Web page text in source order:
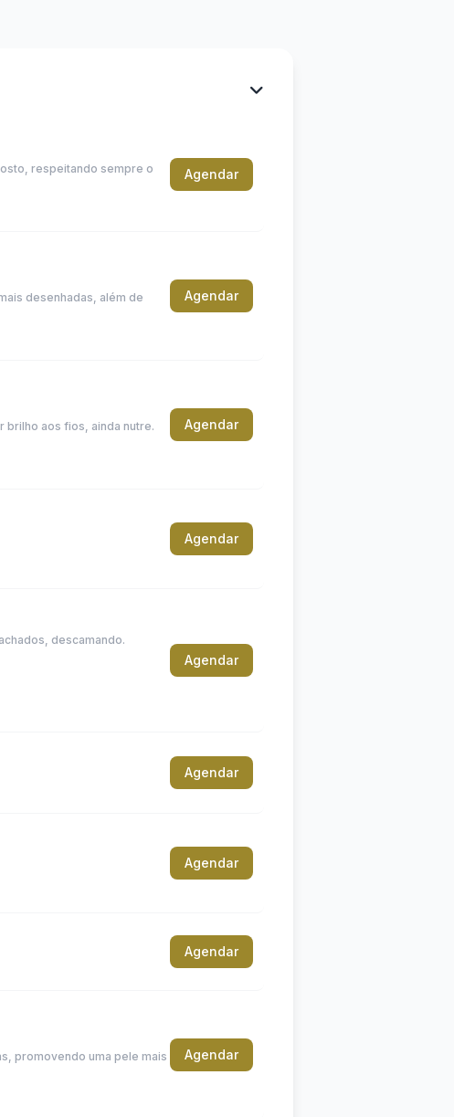
respeitando sempre o
Agendar
desenhadas, além de
Agendar
brilho aos fios, ainda nutre.
Agendar
Agendar
descamando.
Agendar
Agendar
Agendar
Agendar
promovendo uma pele mais
Agendar